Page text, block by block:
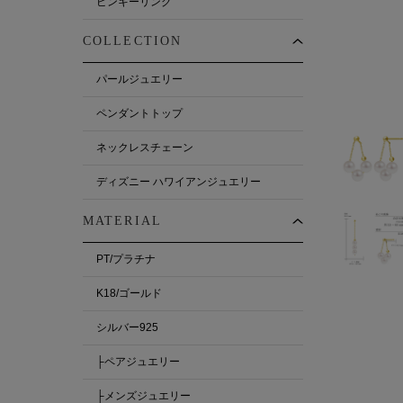
COLLECTION
パールジュエリー
ペンダントトップ
ネックレスチェーン
ディズニー ハワイアンジュエリー
MATERIAL
PT/プラチナ
K18/ゴールド
シルバー925
├ペアジュエリー
├メンズジュエリー